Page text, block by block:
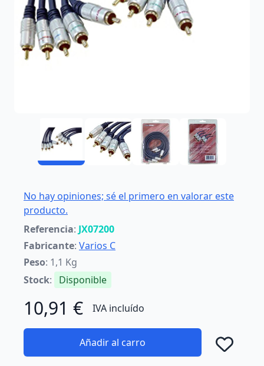
No hay opiniones; sé el primero en valorar este
producto.
Referencia: JX07200
Fabricante: Varios C
Peso: 1,1 Kg
Stock: Disponible
10,91 € IVA incluído
Añadir al carro